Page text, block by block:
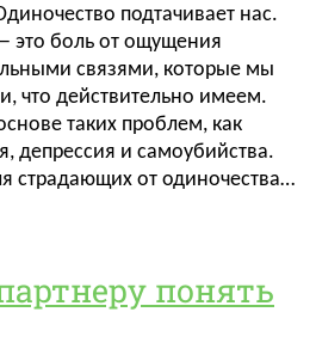
подтачивает нас.
это боль от ощущения
связями, которые мы
что действительно имеем.
таких проблем, как
депрессия и самоубийства.
страдающих от одиночества…
понять